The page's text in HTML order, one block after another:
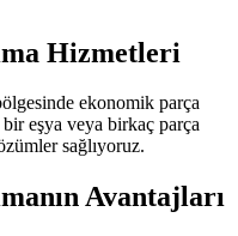
Hizmetleri
ekonomik parça
eşya veya birkaç parça
sağlıyoruz.
Avantajları